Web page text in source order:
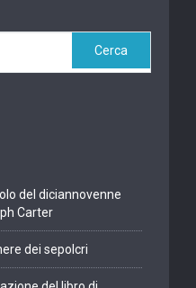
del diciannovenne
Carter
dei sepolcri